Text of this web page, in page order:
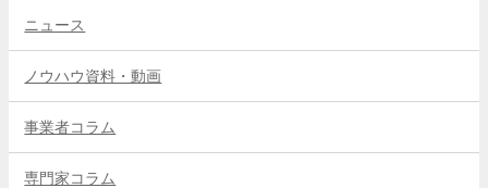
ニュース
ノウハウ資料・動画
事業者コラム
専門家コラム